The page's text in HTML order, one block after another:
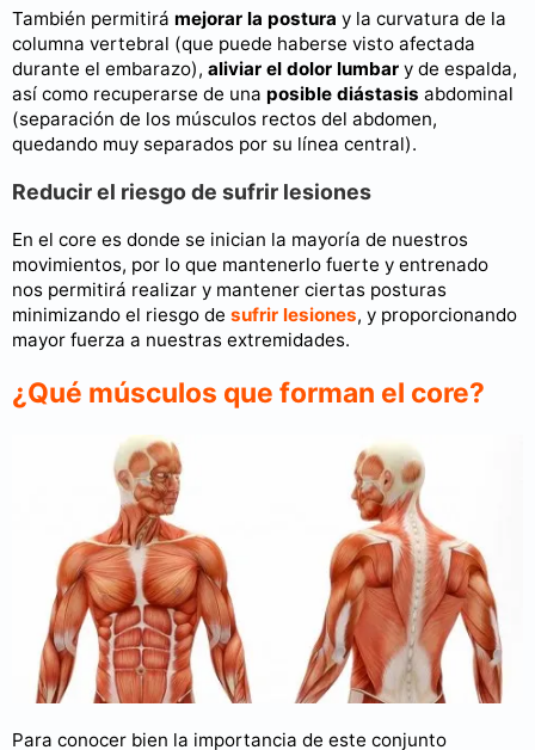
También permitirá mejorar la postura y la curvatura de la
columna vertebral (que puede haberse visto afectada
durante el embarazo), aliviar el dolor lumbar y de espalda,
así como recuperarse de una posible diástasis abdominal
(separación de los músculos rectos del abdomen,
quedando muy separados por su línea central).
Reducir el riesgo de sufrir lesiones
En el core es donde se inician la mayoría de nuestros
movimientos, por lo que mantenerlo fuerte y entrenado
nos permitirá realizar y mantener ciertas posturas
minimizando el riesgo de sufrir lesiones, y proporcionando
mayor fuerza a nuestras extremidades.
¿Qué músculos que forman el core?
Para conocer bien la importancia de este conjunto